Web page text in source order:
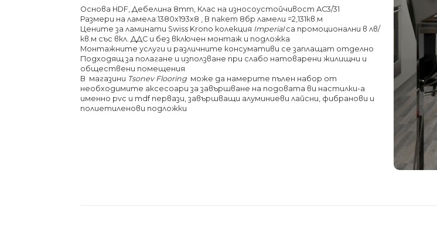
Основа HDF, Дебелина 8mm, Клас на износоустойчивост АС3/31
Размери на ламела:1380х193х8 , В пакет 8бр ламели =2,131кв.м
Цените за ламинати Swiss Krono колекция Imperialса промоционални в лв/
кв.м със вкл. ДДС и без включен монтаж и подложка
Монтажните услуги и различните консумативи се заплащат отделно
Подходящ за полагане и използване при слабо натоварени жилищни и
обществени помещения
В магазини Tsonev Flooring може да намерите пълен набор от
необходимите аксесоари за завършване на подовата ви настилки-а
именно pvc и mdf первази, завършващи алуминиеви лайсни, фибранови и
полиетиленови подложки